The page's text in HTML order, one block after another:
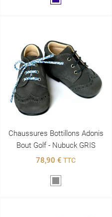
Chaussures Bottillons Adonis
Bout Golf - Nubuck GRIS
78,90 € TTC